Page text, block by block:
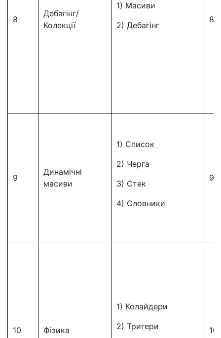
8
Дебагінг/
Колекції
1) Масиви
2) Дебагінг
8
9
Динамічні
масиви
1) Список
2) Черга
3) Стек
4) Словники
9
10 Фізика
1) Колайдери
2) Тригери
10